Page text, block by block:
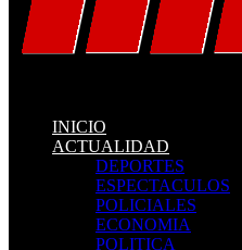
INICIO
ACTUALIDAD
DEPORTES
ESPECTACULOS
POLICIALES
ECONOMIA
POLITICA